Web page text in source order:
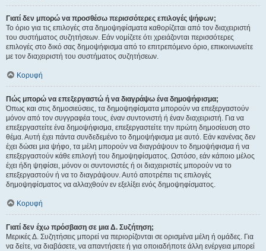
Γιατί δεν μπορώ να προσθέσω περισσότερες επιλογές ψήφων;
Το όριο για τις επιλογές στα δημοψηφίσματα καθορίζεται από τον διαχειριστή
του συστήματος συζητήσεων. Εάν νομίζετε ότι χρειάζονται περισσότερες
επιλογές στο δικό σας δημοψήφισμα από το επιτρεπόμενο όριο, επικοινωνείτε
με τον διαχειριστή του συστήματος συζητήσεων.
Κορυφή
Πώς μπορώ να επεξεργαστώ ή να διαγράψω ένα δημοψήφισμα;
Όπως και στις δημοσιεύσεις, τα δημοψηφίσματα μπορούν να επεξεργαστούν
μόνον από τον συγγραφέα τους, έναν συντονιστή ή έναν διαχειριστή. Για να
επεξεργαστείτε ένα δημοψήφισμα, επεξεργαστείτε την πρώτη δημοσίευση στο
θέμα. Αυτή έχει πάντα συνδεδεμένο το δημοψήφισμα με αυτό. Εάν κανένας δεν
έχει δώσει μια ψήφο, τα μέλη μπορούν να διαγράψουν το δημοψήφισμα ή να
επεξεργαστούν κάθε επιλογή του δημοψηφίσματος. Ωστόσο, εάν κάποιο μέλος
έχει ήδη ψηφίσει, μόνον οι συντονιστές ή οι διαχειριστές μπορούν να το
επεξεργαστούν ή να το διαγράψουν. Αυτό αποτρέπει τις επιλογές
δημοψηφίσματος να αλλαχθούν εν εξελίξει ενός δημοψηφίσματος.
Κορυφή
Γιατί δεν έχω πρόσβαση σε μια Δ. Συζήτηση;
Μερικές Δ. Συζητήσεις μπορεί να περιορίζονται σε ορισμένα μέλη ή ομάδες. Για
να δείτε, να διαβάσετε, να απαντήσετε ή για οποιαδήποτε άλλη ενέργεια μπορεί